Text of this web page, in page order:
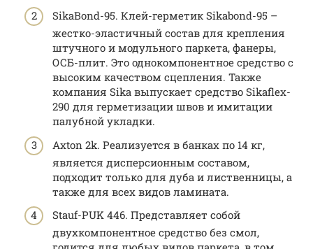
SikaBond-95. Клей-герметик Sikabond-95 –
жестко-эластичный состав для крепления
штучного и модульного паркета, фанеры,
ОСБ-плит. Это однокомпонентное средство с
высоким качеством сцепления. Также
компания Sika выпускает средство Sikaflex-
290 для герметизации швов и имитации
палубной укладки.
Axton 2k. Реализуется в банках по 14 кг,
является дисперсионным составом,
подходит только для дуба и лиственницы, а
также для всех видов ламината.
Stauf-PUK 446. Представляет собой
двухкомпонентное средство без смол,